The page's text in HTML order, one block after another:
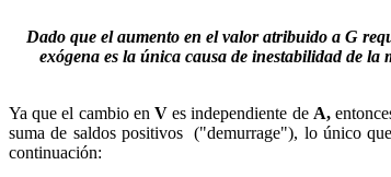
Dado que el aumento en el valor atribuido a G
exógena es la única causa de inestabilidad de la
Ya que el cambio en Ves independiente de A,
suma de saldos positivos ("demurrage"), lo único
continuación: